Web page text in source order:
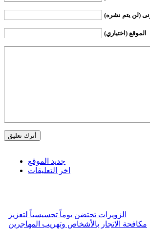
(لن يتم نشره)
الموقع (اختياري)
جديد الموقع
اخر التعليقات
الزويرات تحتضن يوماً تحسيسياً لتعزيز
مكافحة الاتجار بالأشخاص وتهريب المهاجرين